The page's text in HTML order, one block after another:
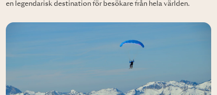
en legendarisk destination för besökare från hela världen.